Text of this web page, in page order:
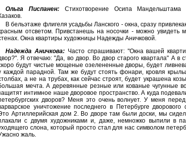
Ольга Писпанен:Стихотворение Осипа Мандельштама
В бельэтаже флигеля усадьбы Ланского - окна, сразу
отсветом. Привстанешь на носочки - можно увидеть
Окна квартиры художницы Надежды Аничковой.
Надежда Аничкова:Часто спрашивают: "Окна вашей
Я отвечаю: "Да, во двор. Во двор старого квартала" А в
будут чистые мощеные озелененные дворы, будет
каждой парадной. Там же будут стоять фонари, кровля
а не на трубах, как сейчас строят, будет украшена
мечта. А деревянные резные или кованые чугунные
интимное наше дворовое пространство. А куда
дворов? Меня это очень волнует. У меня
уничтожение последнего в Петербурге дворового
Артиллерийская дом 2. Во дворе там были доски, мы
с двумя художниками и, даже, немножко выпили в
слона, который просто стал для нас символом
жаль.